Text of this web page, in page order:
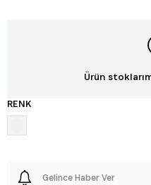
Ürün
RENK
Gelince Haber Ver